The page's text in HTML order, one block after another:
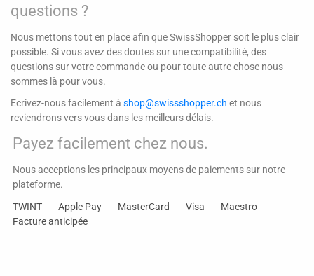
questions ?
Nous mettons tout en place afin que SwissShopper soit le plus clair
possible. Si vous avez des doutes sur une compatibilité, des
questions sur votre commande ou pour toute autre chose nous
sommes là pour vous.
Ecrivez-nous facilement à shop@swissshopper.ch et nous
reviendrons vers vous dans les meilleurs délais.
Payez facilement chez nous.
Nous acceptions les principaux moyens de paiements sur notre
plateforme.
TWINT
Apple Pay MasterCard Visa
Maestro
Facture anticipée